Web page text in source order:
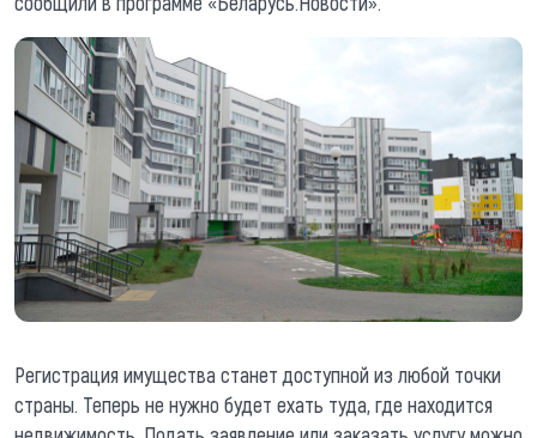
Регистрация имущества станет доступной из любой точки
страны. Теперь не нужно будет ехать туда, где находится